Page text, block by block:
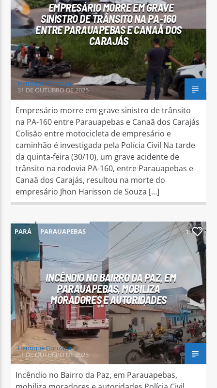
EMPRESÁRIO MORRE EM GRAVE
SINISTRO DE TRÂNSITO NA PA-160
ENTRE PARAUAPEBAS E CANAÃ DOS
CARAJÁS
Henrique Gonzaga
31 DE OUTUBRO DE 2025
Empresário morre em grave sinistro de trânsito
na PA-160 entre Parauapebas e Canaã dos Carajás
Colisão entre motocicleta de empresário e
caminhão é investigada pela Polícia Civil Na tarde
da quinta-feira (30/10), um grave acidente de
trânsito na rodovia PA-160, entre Parauapebas e
Canaã dos Carajás, resultou na morte do
empresário Jhon Harisson de Souza […]
PARÁ PARAUAPEBAS 1
INCÊNDIO NO BAIRRO DA PAZ, EM
PARAUAPEBAS, MOBILIZA
MORADORES E AUTORIDADES
Henrique Gonzaga
31 DE OUTUBRO DE 2025
Incêndio no Bairro da Paz, em Parauapebas,